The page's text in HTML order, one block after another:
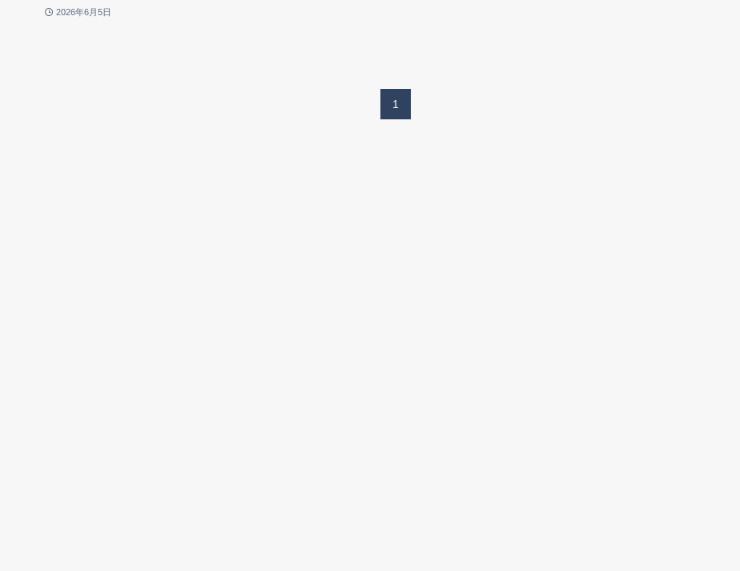
2026年6月5日
1